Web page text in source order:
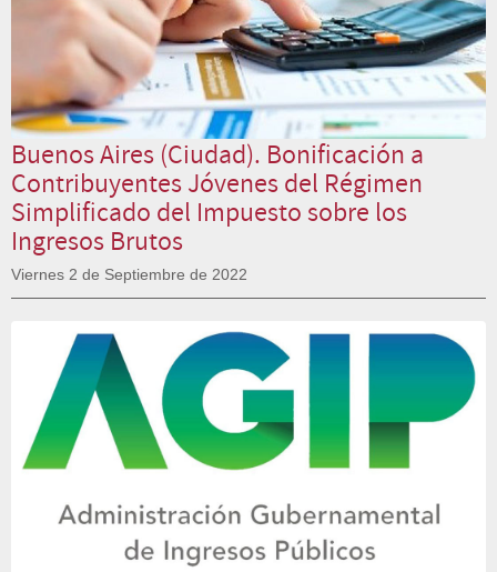
Buenos Aires (Ciudad). Bonificación a
Contribuyentes Jóvenes del Régimen
Simplificado del Impuesto sobre los
Ingresos Brutos
Viernes 2 de Septiembre de 2022